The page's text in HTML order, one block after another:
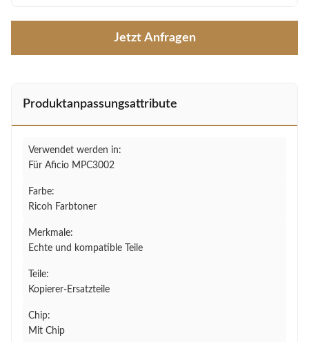
Jetzt Anfragen
Produktanpassungsattribute
Verwendet werden in:
Für Aficio MPC3002
Farbe:
Ricoh Farbtoner
Merkmale:
Echte und kompatible Teile
Teile:
Kopierer-Ersatzteile
Chip:
Mit Chip